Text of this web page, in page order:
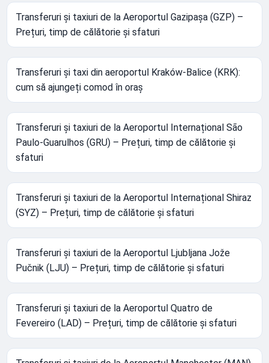
Transferuri și taxiuri de la Aeroportul Gazipașa (GZP) –
Prețuri, timp de călătorie și sfaturi
Transferuri și taxi din aeroportul Kraków-Balice (KRK):
cum să ajungeți comod în oraș
Transferuri și taxiuri de la Aeroportul Internațional São
Paulo-Guarulhos (GRU) – Prețuri, timp de călătorie și
sfaturi
Transferuri și taxiuri de la Aeroportul Internațional Shiraz
(SYZ) – Prețuri, timp de călătorie și sfaturi
Transferuri și taxiuri de la Aeroportul Ljubljana Jože
Pučnik (LJU) – Prețuri, timp de călătorie și sfaturi
Transferuri și taxiuri de la Aeroportul Quatro de
Fevereiro (LAD) – Prețuri, timp de călătorie și sfaturi